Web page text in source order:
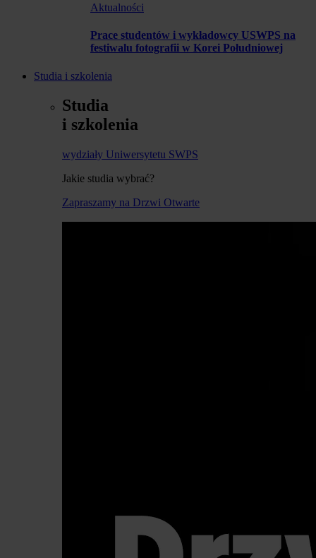
Aktualności
Prace studentów i wykładowcy USWPS na
festiwalu fotografii w Korei Południowej
Studia i szkolenia
Studia
i szkolenia
wydziały Uniwersytetu SWPS
Jakie studia wybrać?
Zapraszamy na Drzwi Otwarte